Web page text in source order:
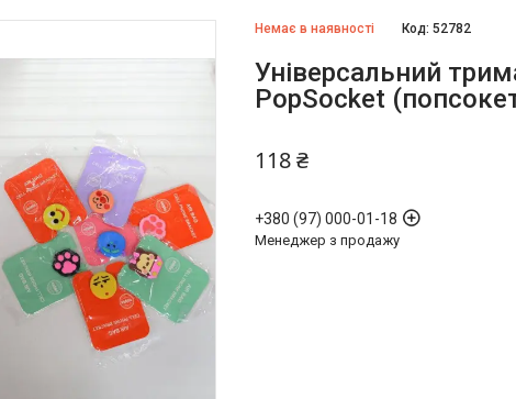
Немає в наявності Код:52782
Універсальний
PopSocket
118 ₴
+380 (97) 000-01-18
Менеджер з продажу